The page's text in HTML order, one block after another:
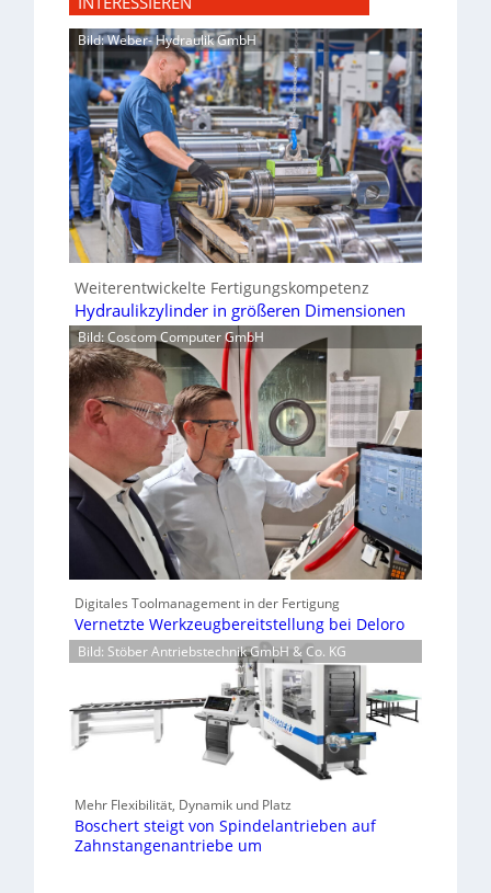
Bild: Weber- Hydraulik GmbH
Weiterentwickelte Fertigungskompetenz
Hydraulikzylinder in größeren Dimensionen
Bild: Coscom Computer GmbH
Digitales Toolmanagement in der Fertigung
Vernetzte Werkzeugbereitstellung bei Deloro
Bild: Stöber Antriebstechnik GmbH & Co. KG
Mehr Flexibilität, Dynamik und Platz
Boschert steigt von Spindelantrieben auf
Zahnstangenantriebe um